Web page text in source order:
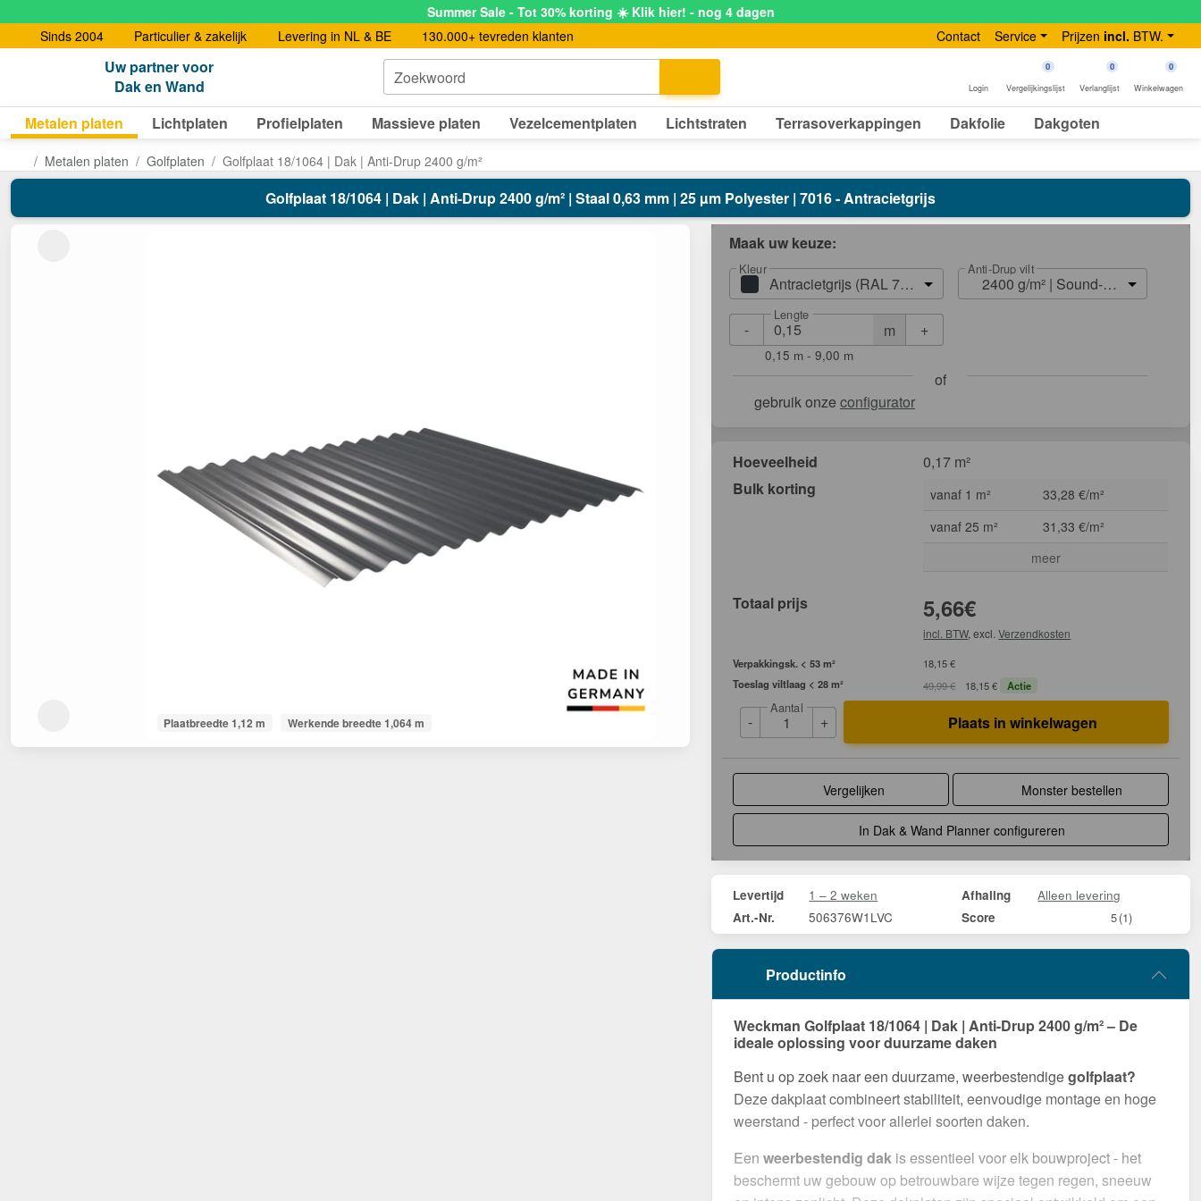
Summer Sale - Tot 30% korting ☀️ Klik hier! - nog 4 dagen
Sinds 2004
Particulier & zakelijk Levering in NL & BE 130.000+ tevreden klanten Contact Service Prijzen incl. BTW.
Uw partner voor
Dak en Wand
Zoekwoord
Login
0
Vergelijkingslijst
0
Verlanglijst
0
Winkelwagen
Metalen platen Lichtplaten Profielplaten Massieve platen Vezelcementplaten Lichtstraten Terrasoverkappingen Dakfolie Dakgoten
Metalen platen Golfplaten Golfplaat 18/1064 | Dak | Anti-Drup 2400 g/m²
Golfplaat 18/1064 | Dak | Anti-Drup 2400 g/m² | Staal 0,63 mm | 25 µm Polyester | 7016 - Antracietgrijs
Plaatbreedte 1,12 m Werkende breedte 1,064 m
Maak uw keuze:
Kleur
Antracietgrijs (RAL 7016)
Anti-Drup vilt
2400 g/m² | Sound-Reduction
- m
Lengte
+
0,15 m - 9,00 m
of
gebruik onze configurator
Hoeveelheid
0,17 m²
Bulk korting
vanaf 1 m²
33,28 €/m²
vanaf 25 m²
31,33 €/m²
meer
Totaal prijs 5,66€
incl. BTW, excl.Verzendkosten
Verpakkingsk. < 53 m²
18,15 €
Toeslag viltlaag < 28 m²
49,99 € 18,15 € Actie
-
Aantal
+ Plaats in winkelwagen
Vergelijken Monster bestellen
In Dak & Wand Planner configureren
Levertijd 1 – 2 weken Afhaling Alleen levering
Art.-Nr. 506376W1LVC Score 5(1)
Productinfo
Weckman Golfplaat 18/1064 | Dak | Anti-Drup 2400 g/m² – De
ideale oplossing voor duurzame daken
Bent u op zoek naar een duurzame, weerbestendigegolfplaat?
Deze dakplaat combineert stabiliteit, eenvoudige montage en hoge
weerstand - perfect voor allerlei soorten daken.
Een weerbestendig dak is essentieel voor elk bouwproject - het
beschermt uw gebouw op betrouwbare wijze tegen regen, sneeuw